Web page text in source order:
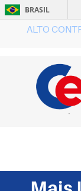
BRASIL
ALTO